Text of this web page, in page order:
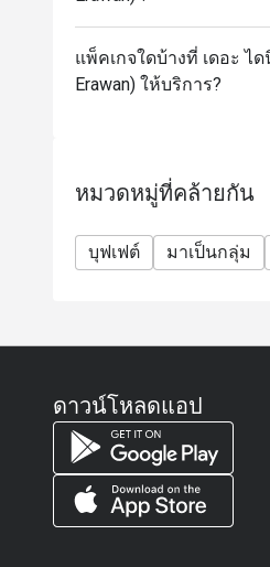
o ผู้ใหญ่: 100% =
o เด็ก: 100% = 1383
ท่านจะสามารถเริ่มรับ
(เงื่อนไข: กรุณาจอง
การจอง)
*โปรโมชั่นนี้ไม่สามา
*ส่วนลดไม่สามารถใช้
*ค่าบริการ (Service
ถาม: ร้าน The Dining
ตอบ:
The Dining Room เป็
ร้านนี้เป็นแบบ ออลเด
มีทั้งแบบบุฟเฟต์และเม
แพ็คเกจใดบ้างที่ เดอะ ไ
Erawan) ให้บริการ?
หมวดหมู่ที่คล้ายกัน
บุฟเฟต์ มาเป็นกลุ่ม
ดาวน์โหลดแอป